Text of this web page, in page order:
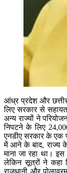
आंध्र प्रदेश और
लिए सरकार से
अन्य राज्यों ने
निपटने के लिए
एनडीए सरकार के एक
में आने के बाद, राज्य
माना जा रहा था।
लेकिन सूत्रों ने कहा
राजधानी और